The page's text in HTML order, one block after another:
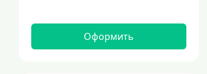
Оформить